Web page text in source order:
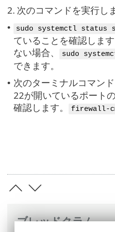
ブレッドクラム
2. 次のコマンドを実行し
• sudo systemctl status
ていることを確認しま
ない場合、
sudo
できます。
• 次のターミナルコマン
22が開いているポート
確認します。
firewall-